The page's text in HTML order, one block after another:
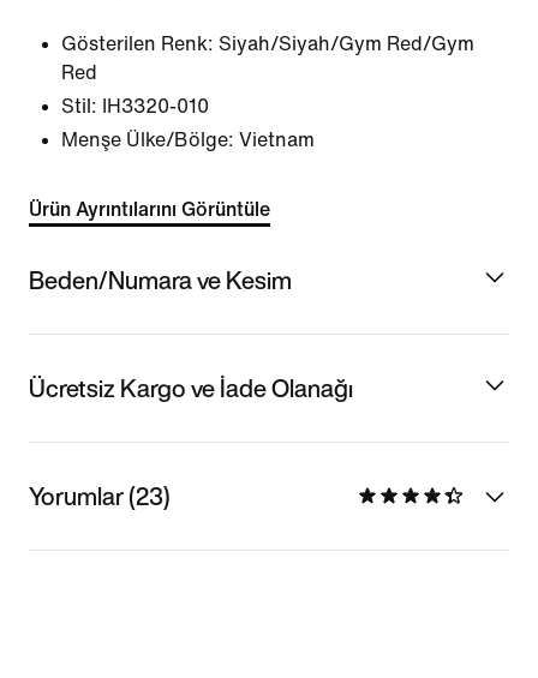
Gösterilen Renk: Siyah/Siyah/Gym Red/Gym
Red
Stil:
IH3320-010
Menşe Ülke/Bölge: Vietnam
Ürün Ayrıntılarını Görüntüle
Beden/Numara ve Kesim
Ücretsiz Kargo ve İade Olanağı
Yorumlar (23)